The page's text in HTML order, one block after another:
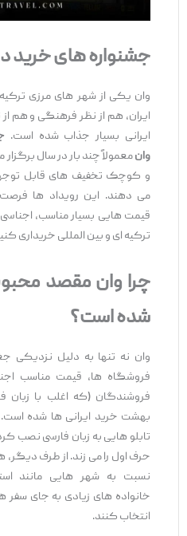
جشنواره‌های خرید
وان یکی از شهر های مرزی
ایران، هم از نظر فرهنگی و هم
ایرانی بسیار جذاب شده است.
وانمعمولاً چند بار در سال
و کوچک تخفیف ‌های قابل توجهی
می ‌دهند. این رویداد ها فرصت
قیمت ‌هایی بسیار مناسب، اجناسی
ترکیه ‌ای و بین ‌المللی خریداری کنید.
چرا وان مقصد
شده است؟
وان نه‌ تنها به‌ دلیل نزدیکی
فروشگاه‌ ها، قیمت مناسب
فروشندگان (که اغلب با زبان
بهشت خرید ایرانی‌ ها شده است.
تابلو هایی به زبان فارسی نصب
حرف اول را می ‌زند. از طرف دیگر،
نسبت به شهر هایی مانند
خانواده‌ های زیادی به ‌جای سفر
انتخاب کنند.